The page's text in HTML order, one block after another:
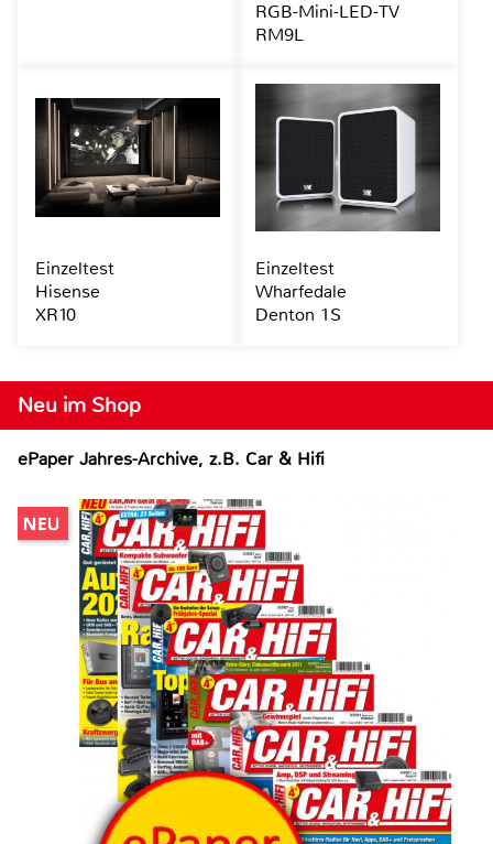
Neu im Shop
ePaper Jahres-Archive, z.B. Car & Hifi
RGB-Mini-LED-TV
RM9L
Einzeltest
Hisense
XR10
Einzeltest
Wharfedale
Denton 1S